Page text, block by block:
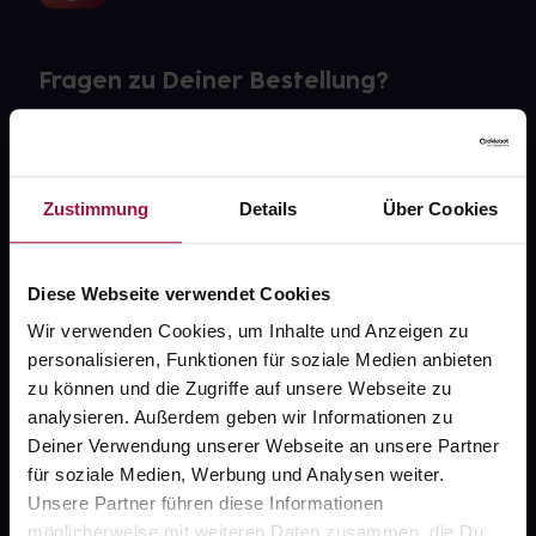
Zustimmung Details Über Cookies
Diese Webseite verwendet Cookies
Wir verwenden Cookies, um Inhalte und Anzeigen zu
personalisieren, Funktionen für soziale Medien anbieten
zu können und die Zugriffe auf unsere Webseite zu
analysieren. Außerdem geben wir Informationen zu
Deiner Verwendung unserer Webseite an unsere Partner
für soziale Medien, Werbung und Analysen weiter.
Unsere Partner führen diese Informationen
Fragen zu Deiner Bestellung?
Über uns
Karriere